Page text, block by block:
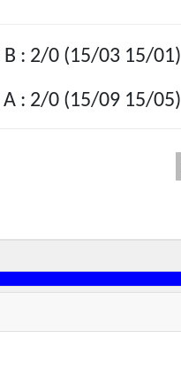
B : 2/0 (15/03 15/01)
A : 2/0 (15/09 15/05)